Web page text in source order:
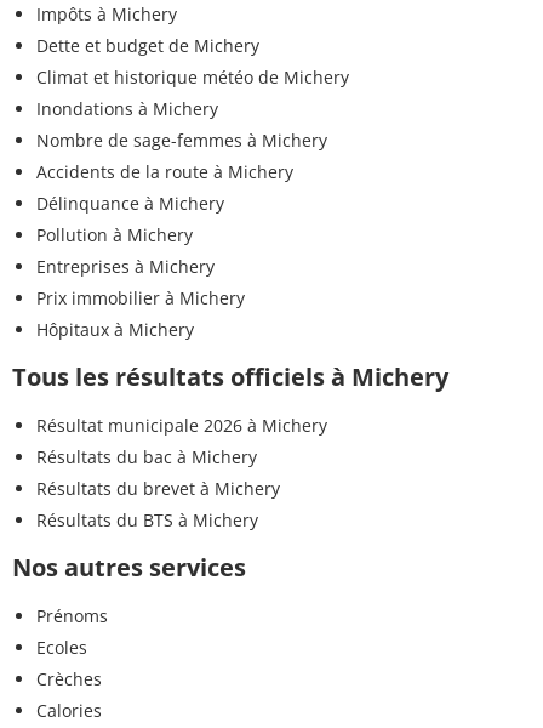
Impôts à Michery
Dette et budget de Michery
Climat et historique météo de Michery
Inondations à Michery
Nombre de sage-femmes à Michery
Accidents de la route à Michery
Délinquance à Michery
Pollution à Michery
Entreprises à Michery
Prix immobilier à Michery
Hôpitaux à Michery
Tous les résultats officiels à Michery
Résultat municipale 2026 à Michery
Résultats du bac à Michery
Résultats du brevet à Michery
Résultats du BTS à Michery
Nos autres services
Prénoms
Ecoles
Crèches
Calories